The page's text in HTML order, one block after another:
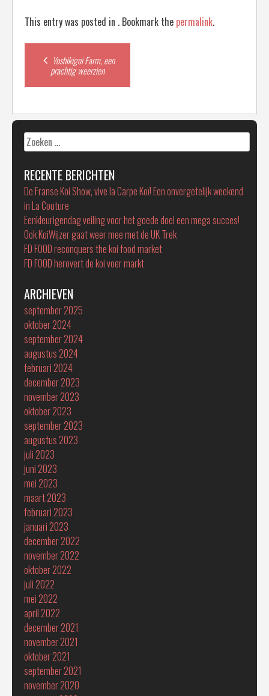
This entry was posted in . Bookmark the permalink.
Post
navigation
Yoshikigoi Farm, een
prachtig weerzien
Zoeken
naar:
RECENTE BERICHTEN
De Franse Koi Show, vive la Carpe Koï! Een onvergetelijk weekend
in La Couture
Eenkleurigendag veiling voor het goede doel een mega succes!
Ook KoiWijzer gaat weer mee met de UK Trek
FD FOOD reconquers the koi food market
FD FOOD herovert de koi voer markt
ARCHIEVEN
september 2025
oktober 2024
september 2024
augustus 2024
februari 2024
december 2023
november 2023
oktober 2023
september 2023
augustus 2023
juli 2023
juni 2023
mei 2023
maart 2023
februari 2023
januari 2023
december 2022
november 2022
oktober 2022
juli 2022
mei 2022
april 2022
december 2021
november 2021
oktober 2021
september 2021
november 2020